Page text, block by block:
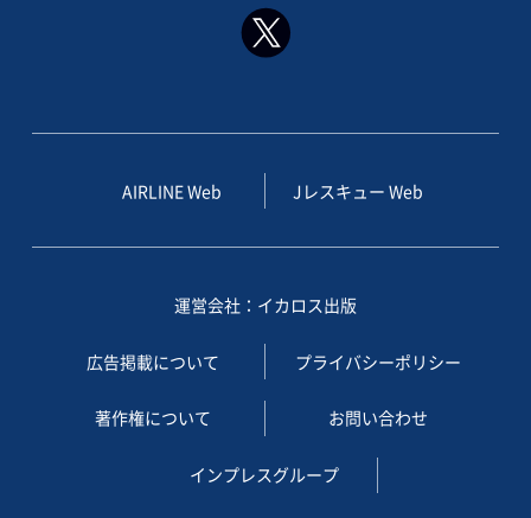
AIRLINE Web Jレスキュー Web
運営会社：イカロス出版
広告掲載について プライバシーポリシー
著作権について お問い合わせ
インプレスグループ